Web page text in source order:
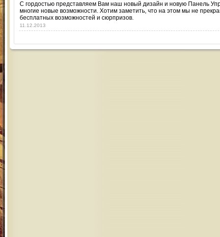
С гордостью представляем Вам наш новый дизайн и новую Панель
многие новые возможности. Хотим заметить, что на этом мы не
бесплатных возможностей и сюрпризов.
11.12.2013